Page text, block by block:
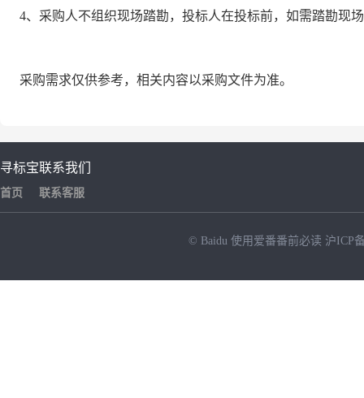
4、 采购人不组织现场踏勘，投标人在投标前，如需踏勘现
采购需求仅供参考，相关内容以采购文件为准。
寻标宝
首页
联系我们
联系客服
© Baidu 使用爱番番前必读 沪ICP